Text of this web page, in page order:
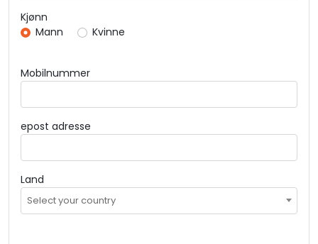
Kjønn
Mann
Kvinne
Mobilnummer
epost adresse
Land
Select your country